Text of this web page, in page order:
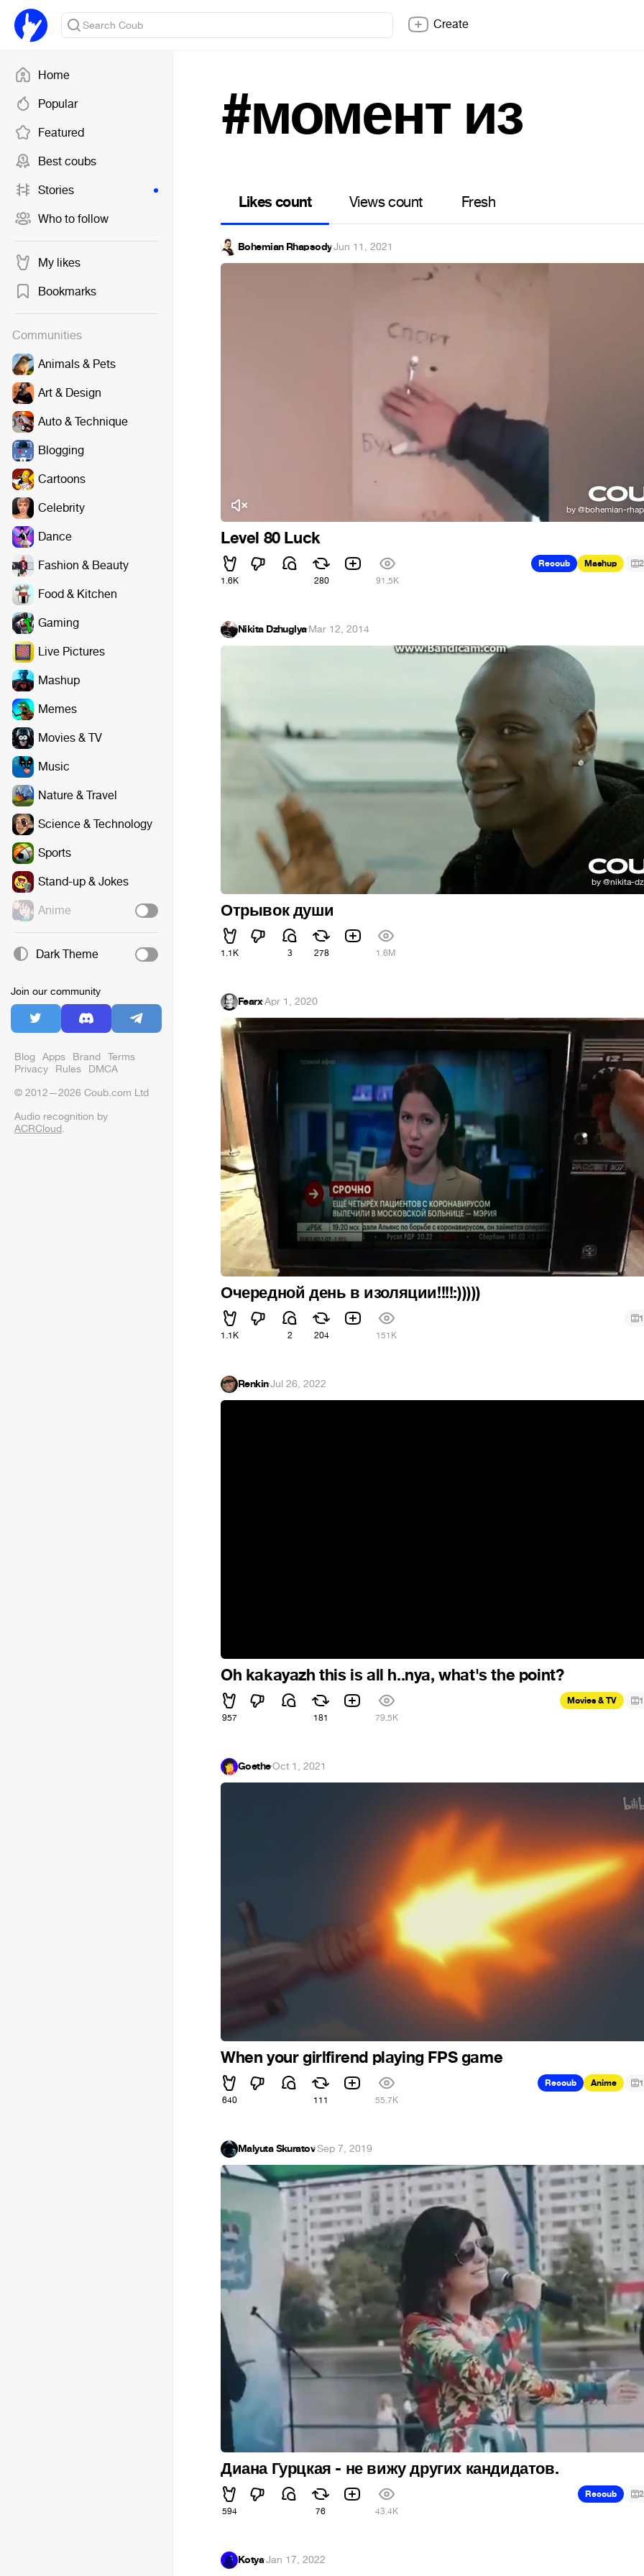
Home
Popular
Featured
Best coubs
Stories
Who to follow
My likes
Bookmarks
Communities
Animals & Pets
Art & Design
Auto & Technique
Blogging
Cartoons
Celebrity
Dance
Fashion & Beauty
Food & Kitchen
Gaming
Live Pictures
Mashup
Memes
Movies & TV
Music
Nature & Travel
Science & Technology
Sports
Stand-up & Jokes
Anime
Dark Theme
Join our community
Blog Apps Brand Terms
Privacy Rules DMCA
© 2012—2026 Coub.com Ltd
Audio recognition by
ACRCloud.
Create
#момент из
Likes count Views count Fresh
Bohemian Rhapsody·Jun 11, 2021
Level 80 Luck
1.6K 280 91.5K
Recoub Mashup 2
Nikita Dzhuglya·Mar 12, 2014
Отрывок души
1.1K 3 278 1.6M
Fearx·Apr 1, 2020
Очередной день в изоляции!!!!:)))))
1.1K 2 204 151K
1
Renkin·Jul 26, 2022
Oh kakayazh this is all h..nya, what's the point?
957 181 79.5K
Movies & TV 1
Goethe·Oct 1, 2021
When your girlfirend playing FPS game
640 111 55.7K
Recoub Anime 1
Malyuta Skuratov·Sep 7, 2019
Диана Гурцкая - не вижу других кандидатов.
594 76 43.4K
Recoub 2
Kotya·Jan 17, 2022